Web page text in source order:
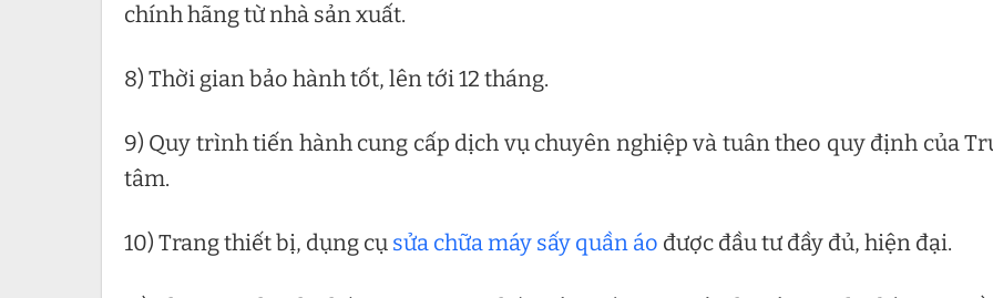
chính hãng từ nhà sản xuất.
8) Thời gian bảo hành tốt, lên tới 12 tháng.
9) Quy trình tiến hành cung cấp dịch vụ chuyên nghiệp và tuân theo quy định của
tâm.
10) Trang thiết bị, dụng cụ sửa chữa máy sấy quần áo được đầu tư đầy đủ, hiện đại.